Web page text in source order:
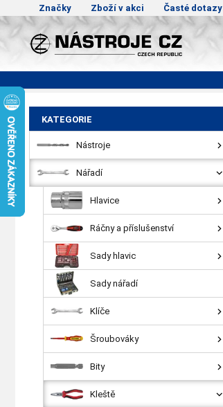
Značky Zboží v akci Časté dotazy
KATEGORIE
Nástroje
Nářadí
Hlavice
Ráčny a příslušenství
Sady hlavic
Sady nářadí
Klíče
Šroubováky
Bity
Kleště